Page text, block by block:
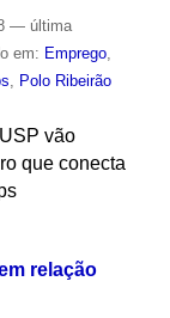
— última
em: Emprego,
Polo Ribeirão
vão
que conecta
relação